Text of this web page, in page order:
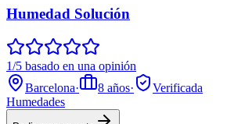
Humedad Solución
1/5 basado en una opinión
Barcelona· 8 años·
Verificada
Humedades